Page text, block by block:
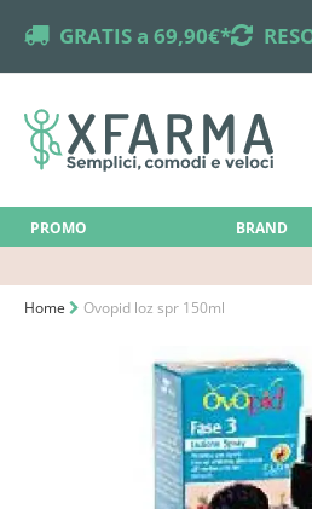
truck GRATIS a 69,90€*returns
PROMO BRAND
Home Ovopid loz spr 150ml